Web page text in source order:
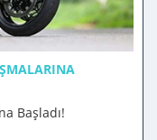
Başladı!